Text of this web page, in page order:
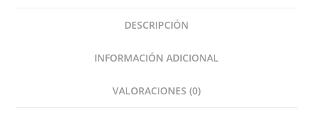
DESCRIPCIÓN
INFORMACIÓN ADICIONAL
VALORACIONES (0)